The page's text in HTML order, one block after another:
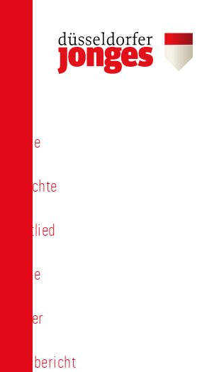
Termine
Geschichte
Heimatlied
Freunde
Förderer
Jahresbericht